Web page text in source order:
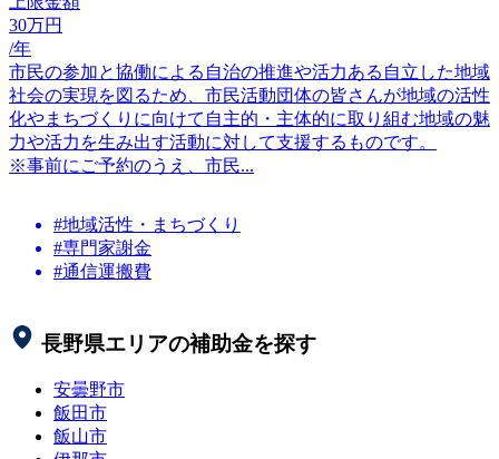
30万円
/年
市民の参加と協働による自治の推進や活力ある自立した地域
社会の実現を図るため、市民活動団体の皆さんが地域の活性
化やまちづくりに向けて自主的・主体的に取り組む地域の魅
力や活力を生み出す活動に対して支援するものです。
※事前にご予約のうえ、市民...
#地域活性・まちづくり
#専門家謝金
#通信運搬費
長野県エリアの補助金を探す
安曇野市
飯田市
飯山市